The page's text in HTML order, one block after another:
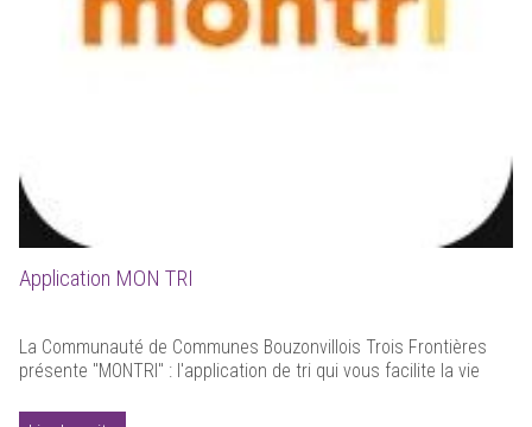
Application MON TRI
La Communauté de Communes Bouzonvillois Trois Frontières
présente "MONTRI" : l'application de tri qui vous facilite la vie